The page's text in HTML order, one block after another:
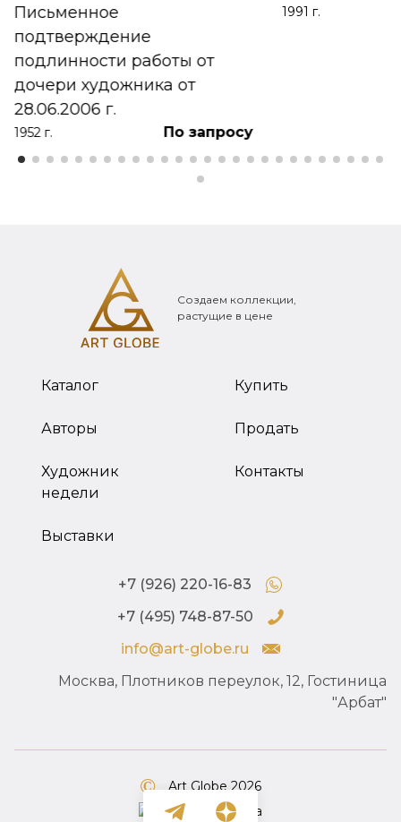
Письменное
подтверждение
подлинности работы от
дочери художника от
28.06.2006 г.
1952 г. По запросу
1991 г.
Создаем коллекции,
растущие в цене
Каталог
Авторы
Художник
недели
Выставки
Купить
Продать
Контакты
+7 (926) 220-16-83
+7 (495) 748-87-50
info@art-globe.ru
Москва, Плотников переулок, 12, Гостиница
"Арбат"
Art Globe 2026